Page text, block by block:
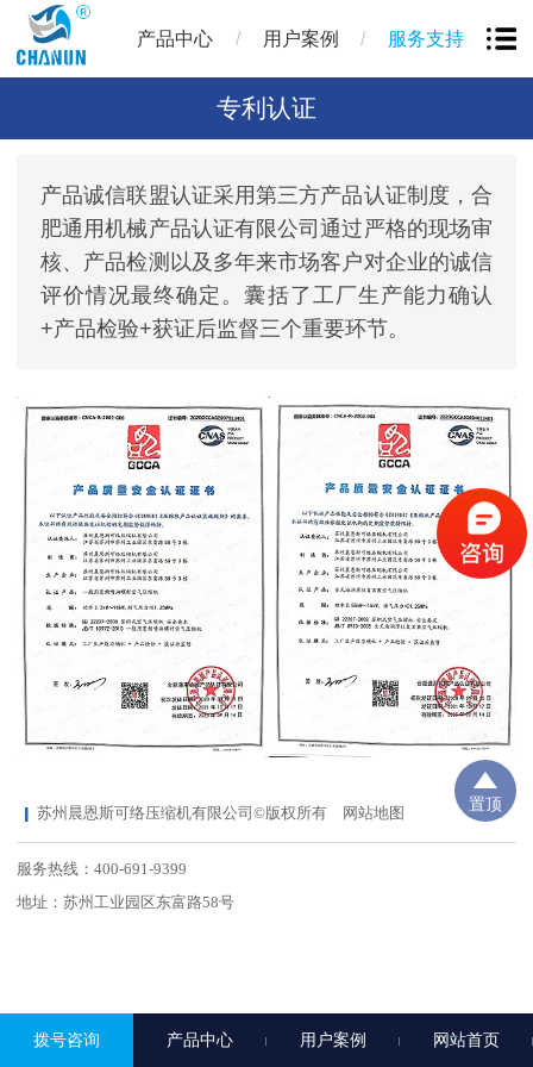
产品中心 / 用户案例 / 服务支持
专利认证
产品诚信联盟认证采用第三方产品认证制度，合
肥通用机械产品认证有限公司通过严格的现场审
核、产品检测以及多年来市场客户对企业的诚信
评价情况最终确定。囊括了工厂生产能力确认
+产品检验+获证后监督三个重要环节。
置顶
苏州晨恩斯可络压缩机有限公司©版权所有 网站地图
服务热线：400-691-9399
地址：苏州工业园区东富路58号
拨号咨询 产品中心 用户案例 网站首页